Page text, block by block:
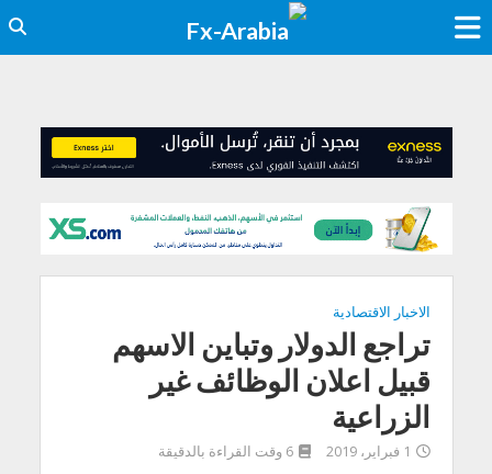
الاخبار الاقتصادية
تراجع الدولار وتباين الاسهم
قبيل اعلان الوظائف غير
الزراعية
1 فبراير، 2019 6 وقت القراءة بالدقيقة